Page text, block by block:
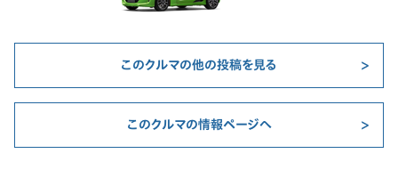
このクルマの他の投稿を見る
このクルマの情報ページへ